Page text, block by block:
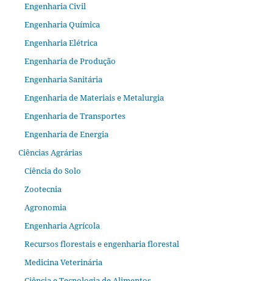
Engenharia Civil
Engenharia Química
Engenharia Elétrica
Engenharia de Produção
Engenharia Sanitária
Engenharia de Materiais e Metalurgia
Engenharia de Transportes
Engenharia de Energia
Ciências Agrárias
Ciência do Solo
Zootecnia
Agronomia
Engenharia Agrícola
Recursos florestais e engenharia florestal
Medicina Veterinária